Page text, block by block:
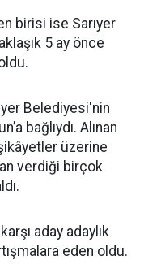
birisi ise Sarıyer
5 ay önce
Belediyesi'nin
bağlıydı. Alınan
üzerine
verdiği birçok
aday adaylık
eden oldu.